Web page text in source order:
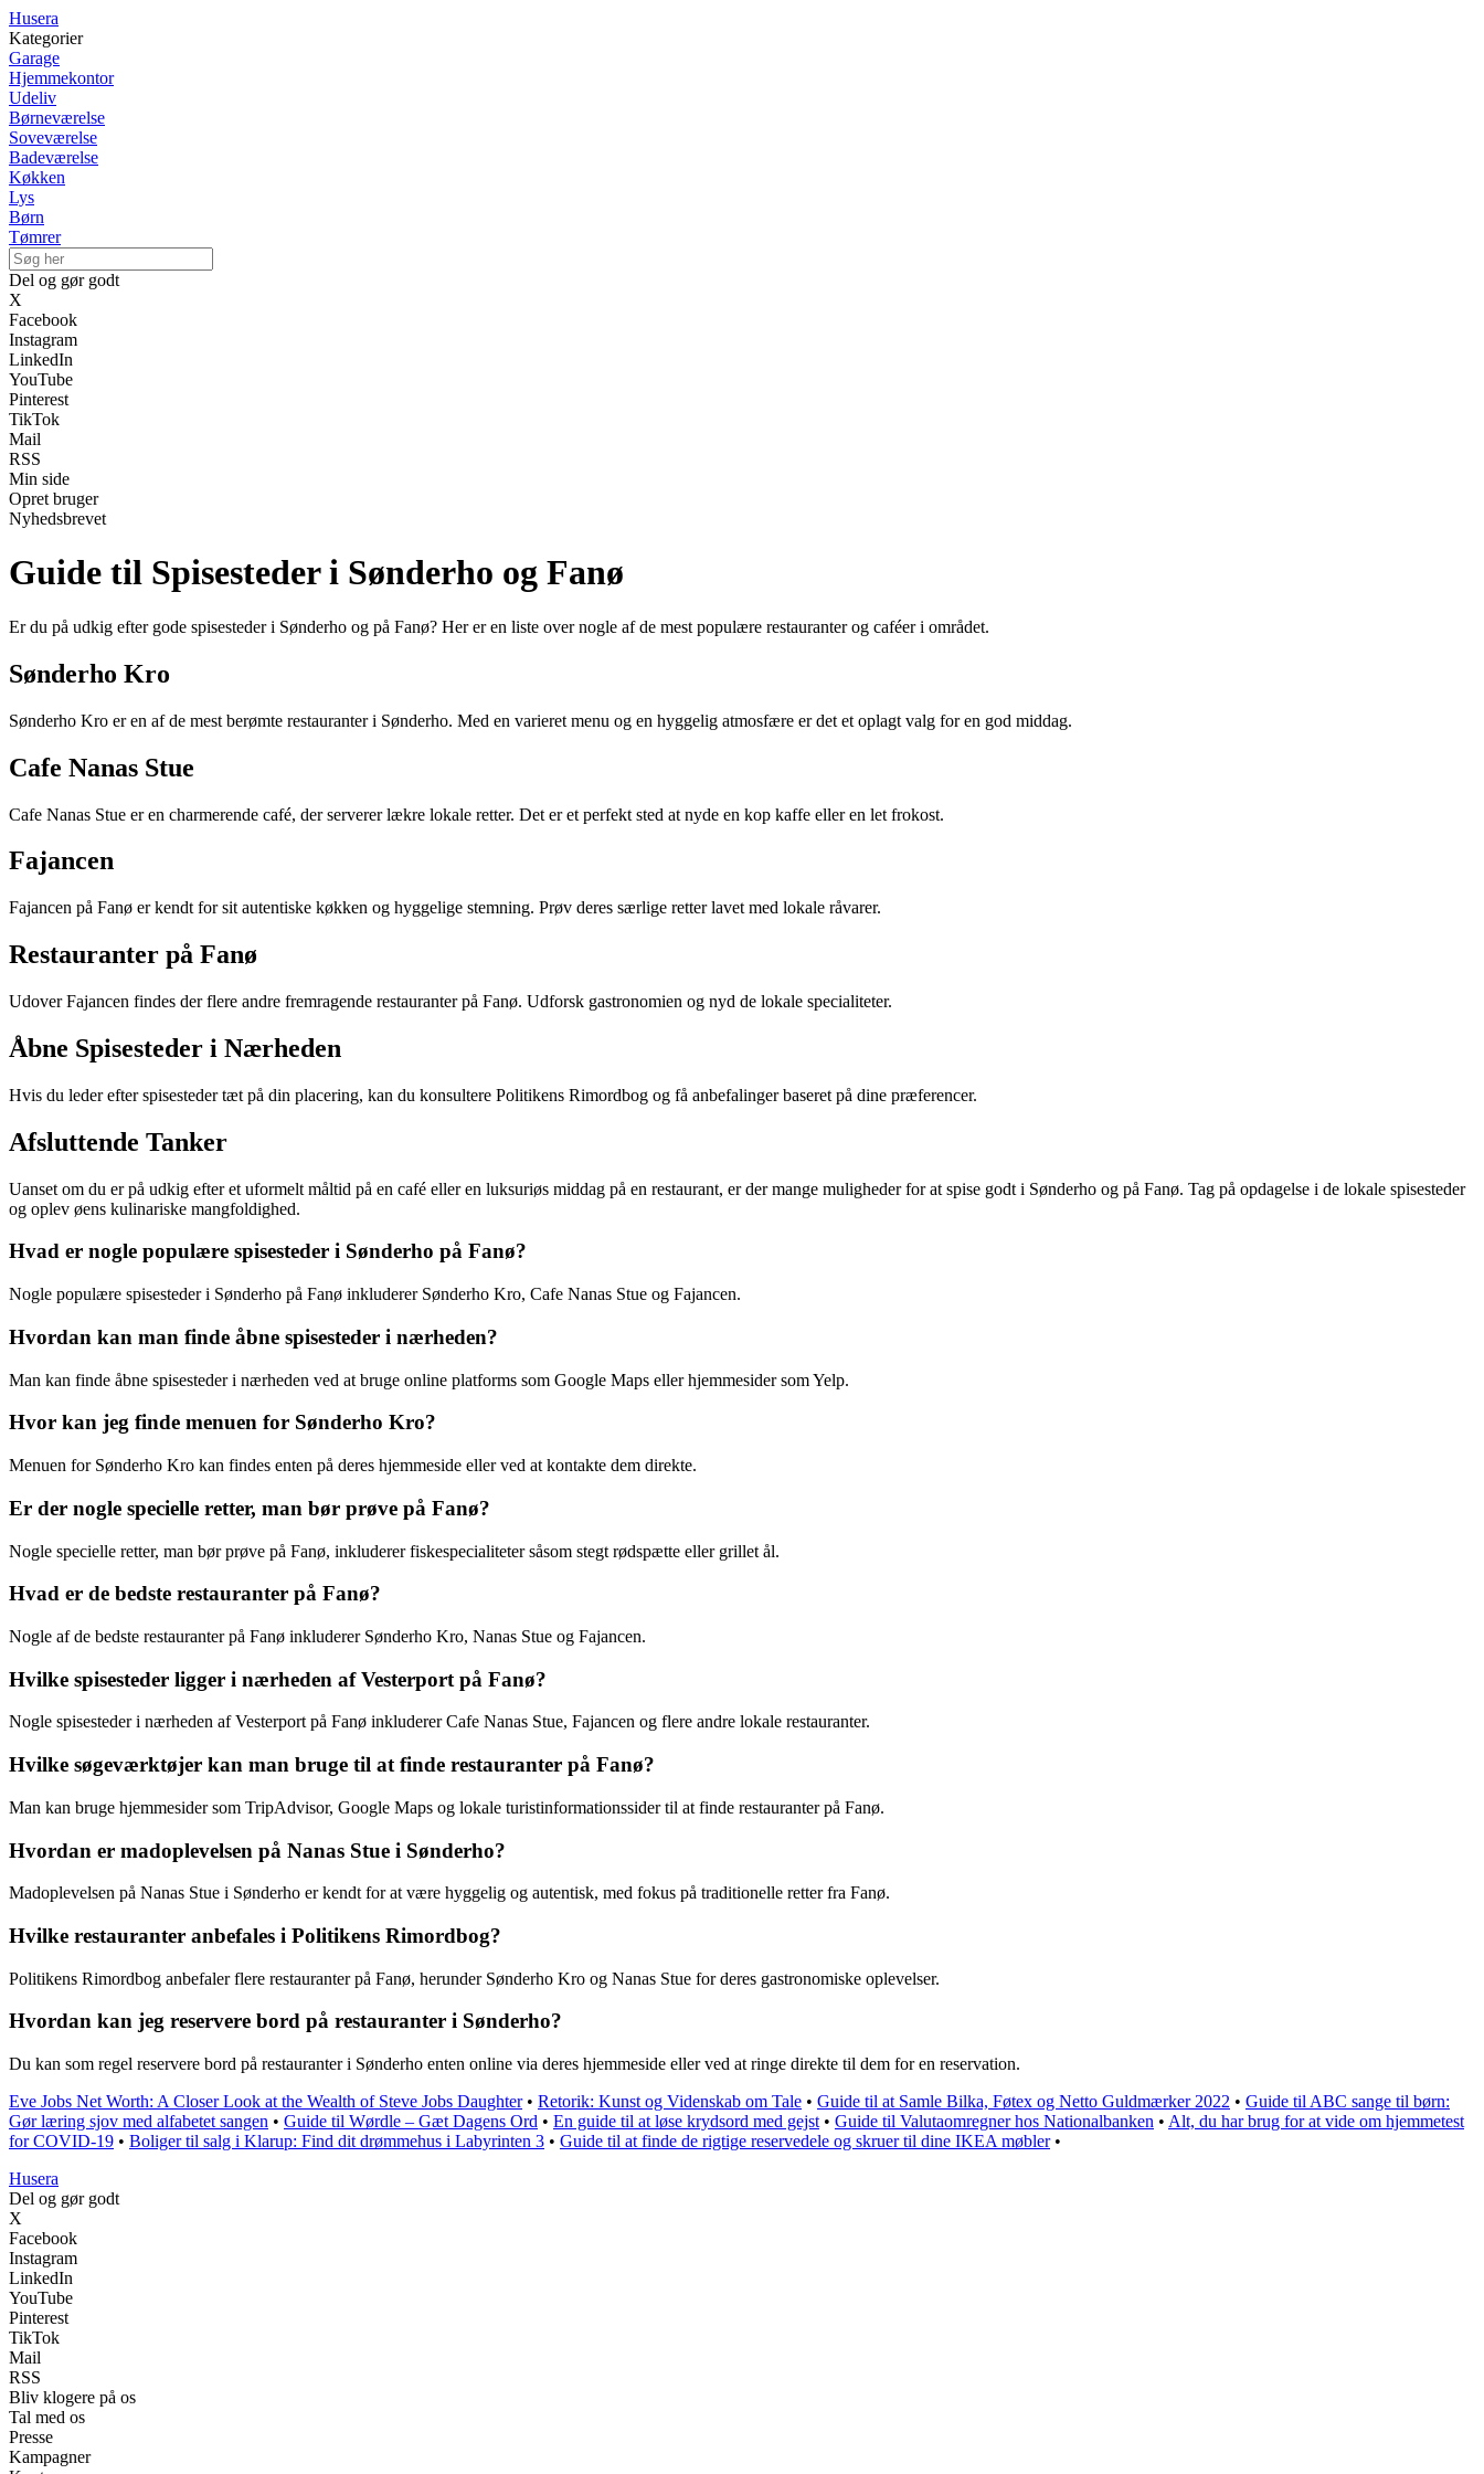
Husera
Kategorier
Garage
Hjemmekontor
Udeliv
Børneværelse
Soveværelse
Badeværelse
Køkken
Lys
Børn
Tømrer
Del og gør godt
X
Facebook
Instagram
LinkedIn
YouTube
Pinterest
TikTok
Mail
RSS
Min side
Opret bruger
Nyhedsbrevet
Guide til Spisesteder i Sønderho og Fanø
Er du på udkig efter gode spisesteder i Sønderho og på Fanø? Her er en liste over nogle af de mest populære restauranter og caféer i området.
Sønderho Kro
Sønderho Kro er en af de mest berømte restauranter i Sønderho. Med en varieret menu og en hyggelig atmosfære er det et oplagt valg for en god middag.
Cafe Nanas Stue
Cafe Nanas Stue er en charmerende café, der serverer lækre lokale retter. Det er et perfekt sted at nyde en kop kaffe eller en let frokost.
Fajancen
Fajancen på Fanø er kendt for sit autentiske køkken og hyggelige stemning. Prøv deres særlige retter lavet med lokale råvarer.
Restauranter på Fanø
Udover Fajancen findes der flere andre fremragende restauranter på Fanø. Udforsk gastronomien og nyd de lokale specialiteter.
Åbne Spisesteder i Nærheden
Hvis du leder efter spisesteder tæt på din placering, kan du konsultere Politikens Rimordbog og få anbefalinger baseret på dine præferencer.
Afsluttende Tanker
Uanset om du er på udkig efter et uformelt måltid på en café eller en luksuriøs middag på en restaurant, er der mange muligheder for at spise godt i Sønderho og på Fanø. Tag på opdagelse i de lokale spisesteder
og oplev øens kulinariske mangfoldighed.
Hvad er nogle populære spisesteder i Sønderho på Fanø?
Nogle populære spisesteder i Sønderho på Fanø inkluderer Sønderho Kro, Cafe Nanas Stue og Fajancen.
Hvordan kan man finde åbne spisesteder i nærheden?
Man kan finde åbne spisesteder i nærheden ved at bruge online platforms som Google Maps eller hjemmesider som Yelp.
Hvor kan jeg finde menuen for Sønderho Kro?
Menuen for Sønderho Kro kan findes enten på deres hjemmeside eller ved at kontakte dem direkte.
Er der nogle specielle retter, man bør prøve på Fanø?
Nogle specielle retter, man bør prøve på Fanø, inkluderer fiskespecialiteter såsom stegt rødspætte eller grillet ål.
Hvad er de bedste restauranter på Fanø?
Nogle af de bedste restauranter på Fanø inkluderer Sønderho Kro, Nanas Stue og Fajancen.
Hvilke spisesteder ligger i nærheden af Vesterport på Fanø?
Nogle spisesteder i nærheden af Vesterport på Fanø inkluderer Cafe Nanas Stue, Fajancen og flere andre lokale restauranter.
Hvilke søgeværktøjer kan man bruge til at finde restauranter på Fanø?
Man kan bruge hjemmesider som TripAdvisor, Google Maps og lokale turistinformationssider til at finde restauranter på Fanø.
Hvordan er madoplevelsen på Nanas Stue i Sønderho?
Madoplevelsen på Nanas Stue i Sønderho er kendt for at være hyggelig og autentisk, med fokus på traditionelle retter fra Fanø.
Hvilke restauranter anbefales i Politikens Rimordbog?
Politikens Rimordbog anbefaler flere restauranter på Fanø, herunder Sønderho Kro og Nanas Stue for deres gastronomiske oplevelser.
Hvordan kan jeg reservere bord på restauranter i Sønderho?
Du kan som regel reservere bord på restauranter i Sønderho enten online via deres hjemmeside eller ved at ringe direkte til dem for en reservation.
Eve Jobs Net Worth: A Closer Look at the Wealth of Steve Jobs Daughter• Retorik: Kunst og Videnskab om Tale • Guide til at Samle Bilka, Føtex og Netto Guldmærker 2022 • Guide til ABC sange til børn:
Gør læring sjov med alfabetet sangen • Guide til Wørdle – Gæt Dagens Ord • En guide til at løse krydsord med gejst • Guide til Valutaomregner hos Nationalbanken • Alt, du har brug for at vide om hjemmetest
for COVID-19 • Boliger til salg i Klarup: Find dit drømmehus i Labyrinten 3 • Guide til at finde de rigtige reservedele og skruer til dine IKEA møbler•
Husera
Del og gør godt
X
Facebook
Instagram
LinkedIn
YouTube
Pinterest
TikTok
Mail
RSS
Bliv klogere på os
Tal med os
Presse
Kampagner